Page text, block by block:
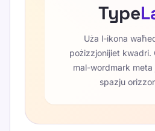
Type
Uża l-ikona
pożizzjonijiet kwadri.
mal-wordmark meta
spazju